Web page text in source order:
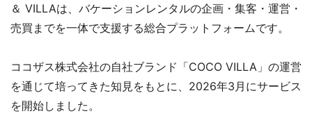
＆ VILLAは、バケーションレンタルの企画・集客・運営・
売買までを一体で支援する総合プラットフォームです。
ココザス株式会社の自社ブランド「COCO VILLA」の運営
を通じて培ってきた知見をもとに、2026年3月にサービス
を開始しました。